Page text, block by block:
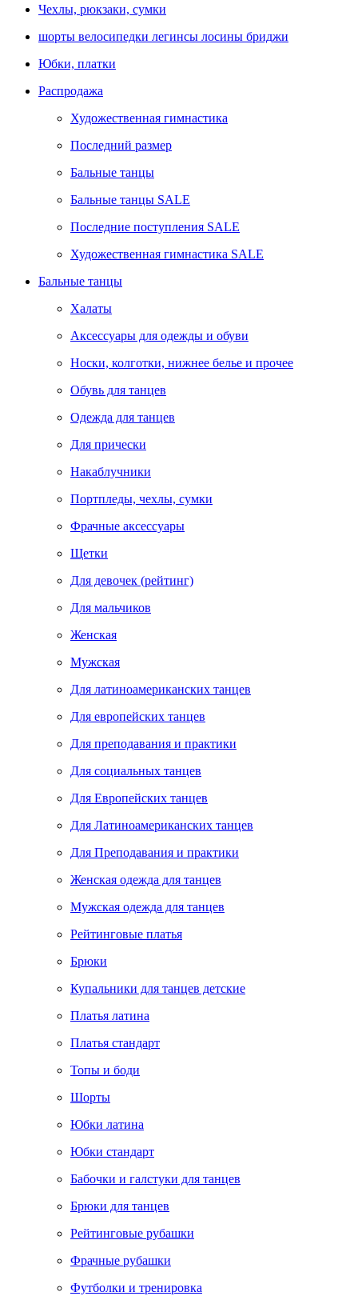
Чехлы, рюкзаки, сумки
шорты велосипедки легинсы лосины бриджи
Юбки, платки
Распродажа
Художественная гимнастика
Последний размер
Бальные танцы
Бальные танцы SALE
Последние поступления SALE
Художественная гимнастика SALE
Бальные танцы
Халаты
Аксессуары для одежды и обуви
Носки, колготки, нижнее белье и прочее
Обувь для танцев
Одежда для танцев
Для прически
Накаблучники
Портпледы, чехлы, сумки
Фрачные аксессуары
Щетки
Для девочек (рейтинг)
Для мальчиков
Женская
Мужская
Для латиноамериканских танцев
Для европейских танцев
Для преподавания и практики
Для социальных танцев
Для Европейских танцев
Для Латиноамериканских танцев
Для Преподавания и практики
Женская одежда для танцев
Мужская одежда для танцев
Рейтинговые платья
Брюки
Купальники для танцев детские
Платья латина
Платья стандарт
Топы и боди
Шорты
Юбки латина
Юбки стандарт
Бабочки и галстуки для танцев
Брюки для танцев
Рейтинговые рубашки
Фрачные рубашки
Футболки и тренировка